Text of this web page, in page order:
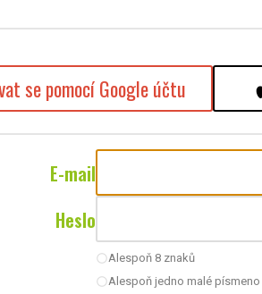
se pomocí Google účtu
E-mail
Heslo
radio_button_uncheckedAlespoň 8 znaků
radio_button_uncheckedAlespoň jedno malé písmeno